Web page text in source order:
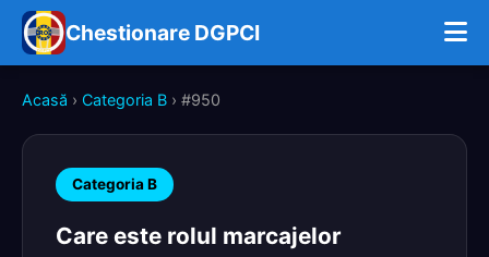
Chestionare DGPCI
Acasă › Categoria B › #950
Categoria B
Care este rolul marcajelor